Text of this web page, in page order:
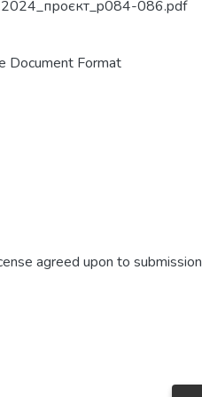
086.pdf
Document Format
agreed upon to submission